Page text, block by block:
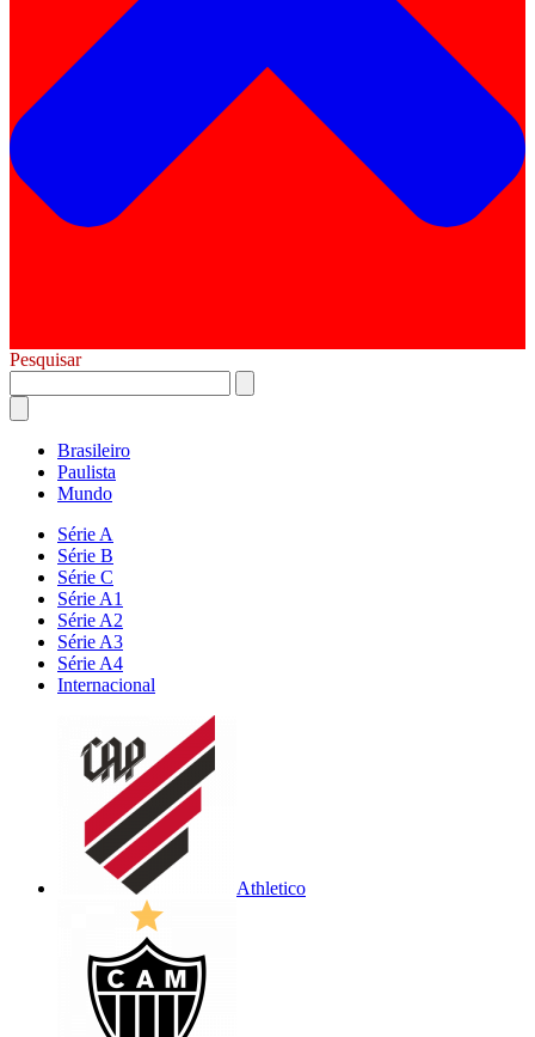
Pesquisar
Brasileiro
Paulista
Mundo
Série A
Série B
Série C
Série A1
Série A2
Série A3
Série A4
Internacional
Athletico